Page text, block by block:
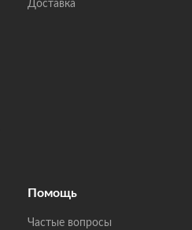
Доставка
Помощь
Частые вопросы